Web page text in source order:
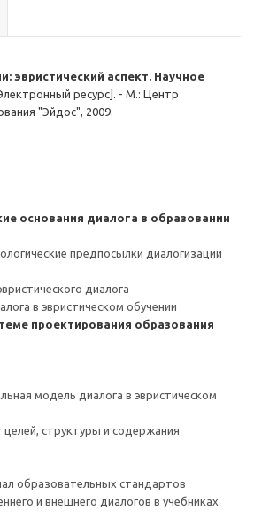
эвристический аспект. Научное
ресурс]. - М.: Центр
"Эйдос", 2009.
основания диалога в образовании
предпосылки диалогизации
диалога
в эвристическом обучении
проектирования образования
модель диалога в эвристическом
структуры и содержания
образовательных стандартов
и внешнего диалогов в учебниках